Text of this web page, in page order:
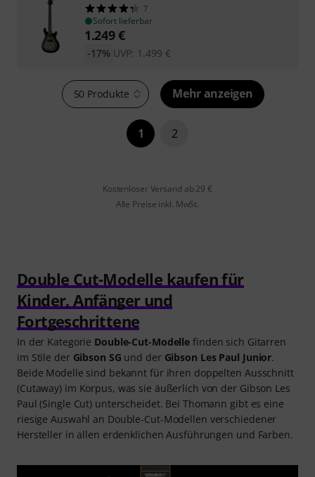
7
Sofort lieferbar
1.249€
UVP: 1.499 €
-17%
50 Produkte Mehr anzeigen
1 2
Kostenloser Versand ab 29 €
Alle Preise inkl. MwSt.
Double Cut-Modelle kaufen für
Kinder, Anfänger und
Fortgeschrittene
In der Kategorie Double-Cut-Modelle finden sich Gitarren
im Stile der Gibson SG und der Gibson Les Paul Junior.
Beide Modelle sind bekannt für ihren doppelten Ausschnitt
(Cutaway) im Korpus, was sie äußerlich von der Gibson Les
Paul (Single Cut) unterscheidet. Bei Thomann gibt es eine
riesige Auswahl an Double-Cut-Modellen verschiedener
Hersteller in allen erdenklichen Ausführungen und Farben.